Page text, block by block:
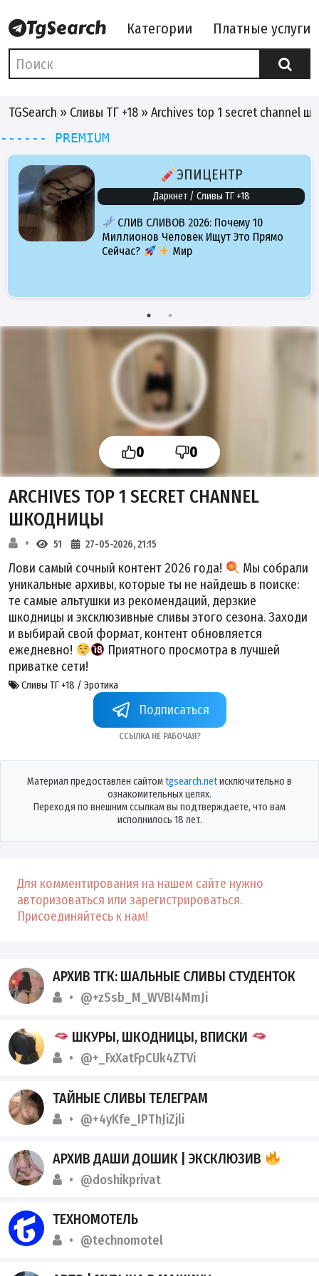
Категории Платные услуги
TGSearch » Сливы ТГ +18 » Archives top 1 secret channel
------ PREMIUM
ЭПИЦЕНТР
Даркнет / Сливы ТГ +18
СЛИВ СЛИВОВ 2026: Почему 10
Миллионов Человек Ищут Это Прямо
Сейчас?
Мир
0 0
ARCHIVES TOP 1 SECRET CHANNEL
ШКОДНИЦЫ
51 27-05-2026, 21:15
Лови самый сочный контент 2026 года!
Мы собрали
уникальные архивы, которые ты не найдешь в поиске:
те самые альтушки из рекомендаций, дерзкие
шкодницы и эксклюзивные сливы этого сезона. Заходи
и выбирай свой формат, контент обновляется
ежедневно!
Приятного просмотра в лучшей
приватке сети!
Сливы ТГ +18 / Эротика
Ссылка не рабочая?
Материал предоставлен сайтомtgsearch.netисключительно в
ознакомительных целях.
Переходя по внешним ссылкам вы подтверждаете, что вам
исполнилось 18 лет.
Для комментирования на нашем сайте нужно
авторизоваться или зарегистрироваться.
Присоединяйтесь к нам!
АРХИВ ТГК: ШАЛЬНЫЕ СЛИВЫ СТУДЕНТОК
@+zSsb_M_WVBI4MmJi
ШКУРЫ, ШКОДНИЦЫ, ВПИСКИ
@+_FxXatFpCUk4ZTVi
ТАЙНЫЕ СЛИВЫ ТЕЛЕГРАМ
@+4yKfe_IPThJiZjli
АРХИВ ДАШИ ДОШИК | ЭКСКЛЮЗИВ
@doshikprivat
ТЕХНОМОТЕЛЬ
@technomotel